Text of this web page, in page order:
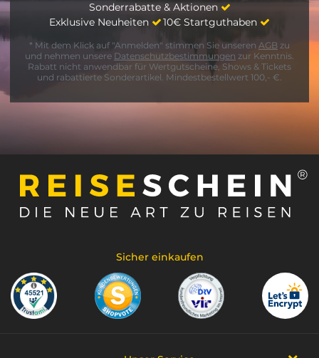
Sonderrabatte & Aktionen
Exklusive Neuheiten
10€ Startguthaben
* Mit dem Klick auf "Anmelden" stimmen Sie unseren AGB zu
und nehmen unsere Datenschutzbestimmungen zur Kenntnis.
Rabatt nicht anwendbar für Wertgutscheine, Shows & Tickets
und rabattierte Sonderartikel. Mindestbestellwert 100,- €.
Sicher einkaufen